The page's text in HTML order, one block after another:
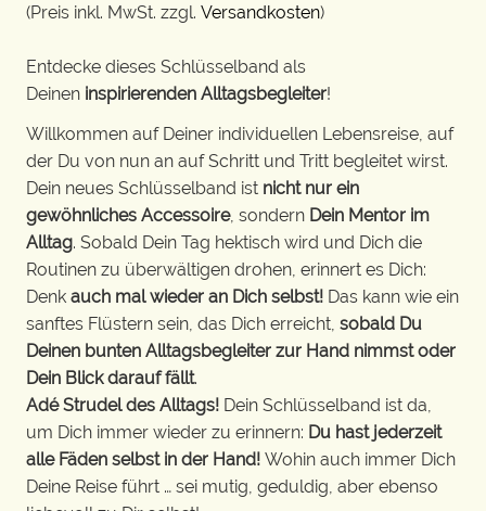
(Preis inkl. MwSt. zzgl. Versandkosten)
Entdecke dieses Schlüsselband als
Deinen inspirierenden Alltagsbegleiter!
Willkommen auf Deiner individuellen Lebensreise, auf
der Du von nun an auf Schritt und Tritt begleitet wirst.
Dein neues Schlüsselband ist nicht nur ein
gewöhnliches Accessoire, sondern Dein Mentor im
Alltag. Sobald Dein Tag hektisch wird und Dich die
Routinen zu überwältigen drohen, erinnert es Dich:
Denk auch mal wieder an Dich selbst! Das kann wie ein
sanftes Flüstern sein, das Dich erreicht, sobald Du
Deinen bunten Alltagsbegleiter zur Hand nimmst oder
Dein Blick darauf fällt.
Adé Strudel des Alltags! Dein Schlüsselband ist da,
um Dich immer wieder zu erinnern: Du hast jederzeit
alle Fäden selbst in der Hand! Wohin auch immer Dich
Deine Reise führt … sei mutig, geduldig, aber ebenso